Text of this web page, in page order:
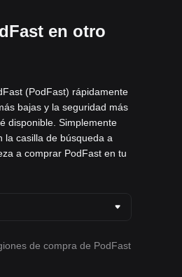
en otro
(PodFast) rápidamente
bajas y la seguridad más
disponible. Simplemente
la casilla de búsqueda a
a comprar PodFast en tu
de compra de PodFast